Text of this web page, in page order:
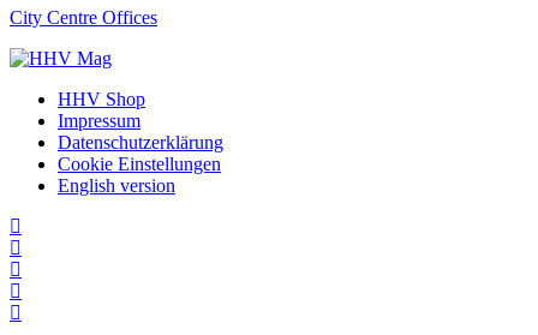
City Centre Offices
HHV Shop
Impressum
Datenschutzerklärung
Cookie Einstellungen
English version